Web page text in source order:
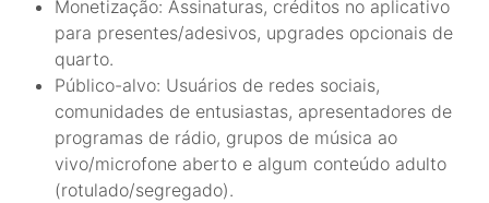
Monetização: Assinaturas, créditos no aplicativo
para presentes/adesivos, upgrades opcionais de
quarto.
Público-alvo: Usuários de redes sociais,
comunidades de entusiastas, apresentadores de
programas de rádio, grupos de música ao
vivo/microfone aberto e algum conteúdo adulto
(rotulado/segregado).